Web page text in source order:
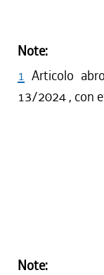
Note:
1 Articolo
13/2024 , con
Note: